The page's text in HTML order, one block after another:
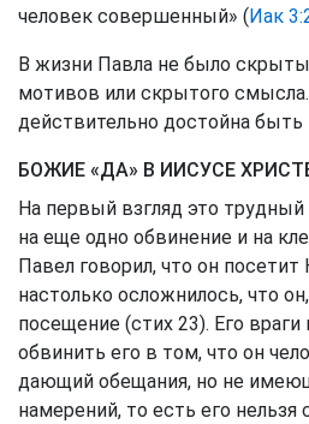
человек совершенный» (Иак
В жизни Павла не было
мотивов или скрытого
действительно достойна
БОЖИЕ «ДА» В ИИСУСЕ
На первый взгляд это
на еще одно обвинение и на
Павел говорил, что он
настолько осложнилось, что
посещение (стих 23). Его враги
обвинить его в том, что он
дающий обещания, но не
намерений, то есть его